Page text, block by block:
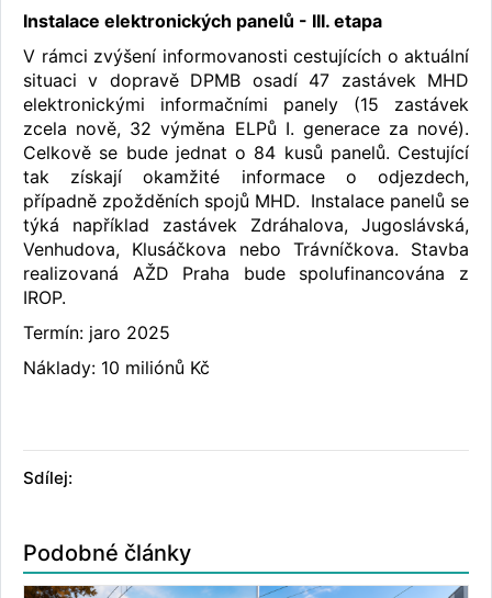
Instalace elektronických panelů - III. etapa
V rámci zvýšení informovanosti cestujících o aktuální
situaci v dopravě DPMB osadí 47 zastávek MHD
elektronickými informačními panely (15 zastávek
zcela nově, 32 výměna ELPů I. generace za nové).
Celkově se bude jednat o 84 kusů panelů. Cestující
tak získají okamžité informace o odjezdech,
případně zpožděních spojů MHD. Instalace panelů se
týká například zastávek Zdráhalova, Jugoslávská,
Venhudova, Klusáčkova nebo Trávníčkova. Stavba
realizovaná AŽD Praha bude spolufinancována z
IROP.
Termín: jaro 2025
Náklady: 10 miliónů Kč
Sdílej:
Podobné články